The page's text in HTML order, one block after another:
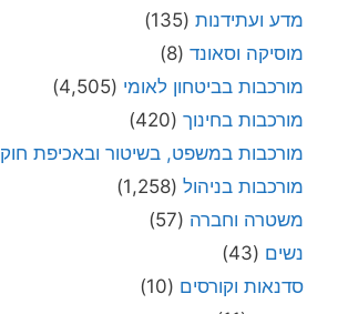
מדע ועתידנות (135)
מוסיקה וסאונד (8)
מורכבות בביטחון לאומי (4,505)
מורכבות בחינוך (420)
מורכבות במשפט, בשיטור ובאכיפת חוק
מורכבות בניהול (1,258)
משטרה וחברה (57)
נשים (43)
סדנאות וקורסים (10)